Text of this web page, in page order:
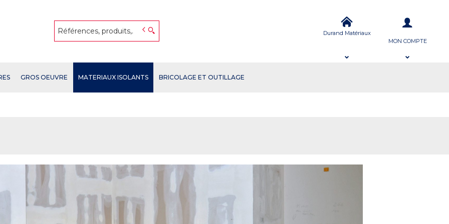
Durand Matériaux
MON COMPTE
GROS OEUVRE MATERIAUX ISOLANTS BRICOLAGE ET OUTILLAGE